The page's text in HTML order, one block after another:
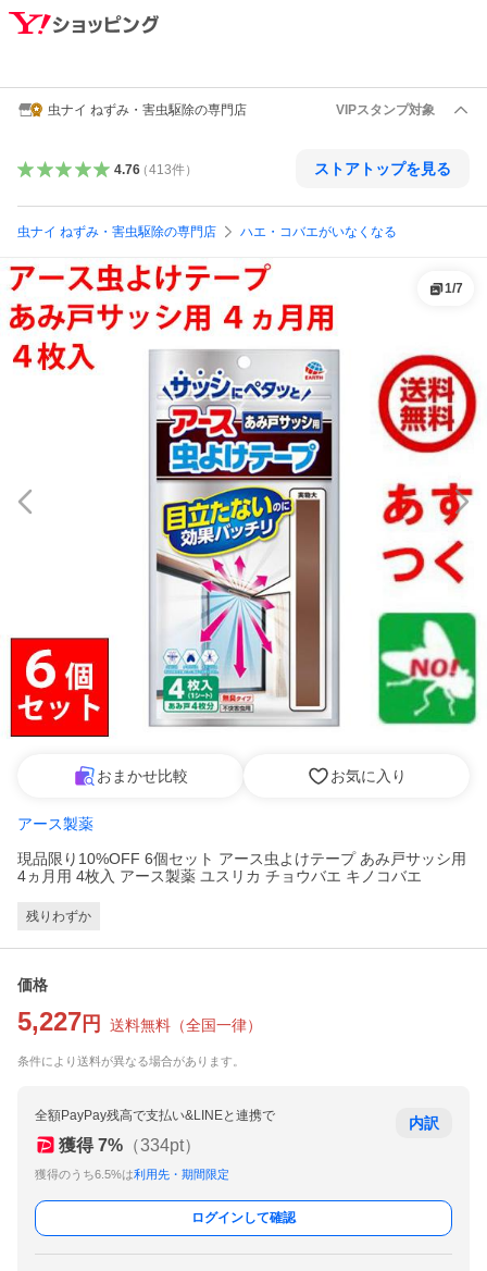
虫ナイ ねずみ・害虫駆除の専門店 VIPスタンプ対象
4.76（413件） ストアトップを見る
虫ナイ ねずみ・害虫駆除の専門店 ハエ・コバエがいなくなる
1/7
おまかせ比較 お気に入り
アース製薬
現品限り10%OFF 6個セット アース虫よけテープ あみ戸サッシ用
4ヵ月用 4枚入 アース製薬 ユスリカ チョウバエ キノコバエ
残りわずか
価格
5,227 円 送料無料 （全国一律）
条件により送料が異なる場合があります。
全額PayPay残高で支払い&LINEと連携で
獲得 7% （334pt）
獲得のうち6.5%は利用先・期間限定
内訳
ログインして確認